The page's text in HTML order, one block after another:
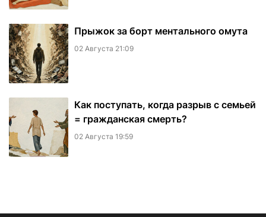
​Прыжок за борт ментального омута
02 Августа 21:09
Как поступать, когда разрыв с семьей
= гражданская смерть?
02 Августа 19:59